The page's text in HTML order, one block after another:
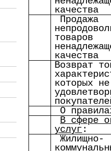
качества
Продажа
товаров
качества
Возврат
которых не
О
В сфере
услуг :
Жилищно-